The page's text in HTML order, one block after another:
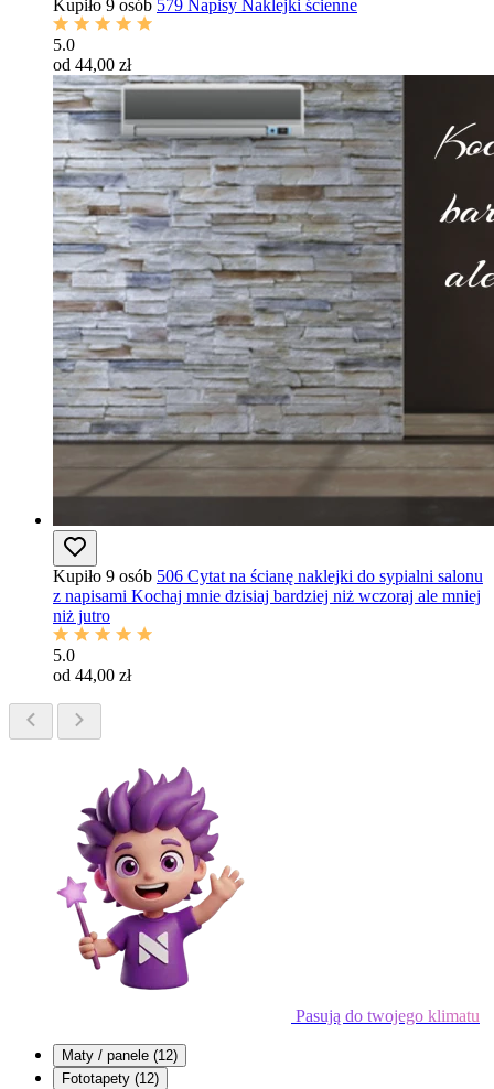
Kupiło 9 osób 579 Napisy Naklejki ścienne
5.0
od 44,00 zł
Kupiło 9 osób 506 Cytat na ścianę naklejki do sypialni salonu
z napisami Kochaj mnie dzisiaj bardziej niż wczoraj ale mniej
niż jutro
5.0
od 44,00 zł
Pasują do twojego klimatu
Maty / panele (12)
Fototapety (12)